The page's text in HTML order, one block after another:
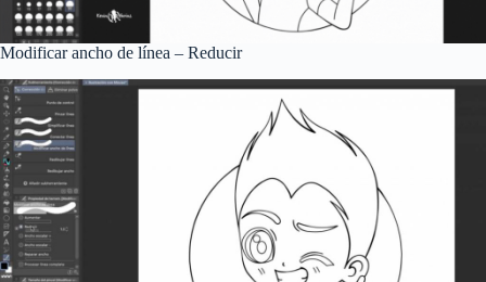
Modificar ancho de línea – Reducir